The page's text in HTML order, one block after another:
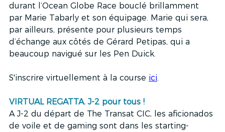
durant l’Ocean Globe Race bouclé brillamment
par Marie Tabarly et son équipage. Marie qui sera,
par ailleurs, présente pour plusieurs temps
d’échange aux côtés de Gérard Petipas, qui a
beaucoup navigué sur les Pen Duick.
S'inscrire virtuellement à la course ici.
VIRTUAL REGATTA. J-2 pour tous !
A J-2 du départ de The Transat CIC, les aficionados
de voile et de gaming sont dans les starting-